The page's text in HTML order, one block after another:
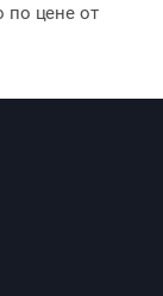
по цене от